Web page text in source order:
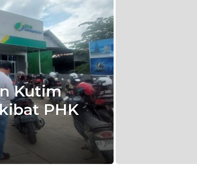
Kutim
PHK